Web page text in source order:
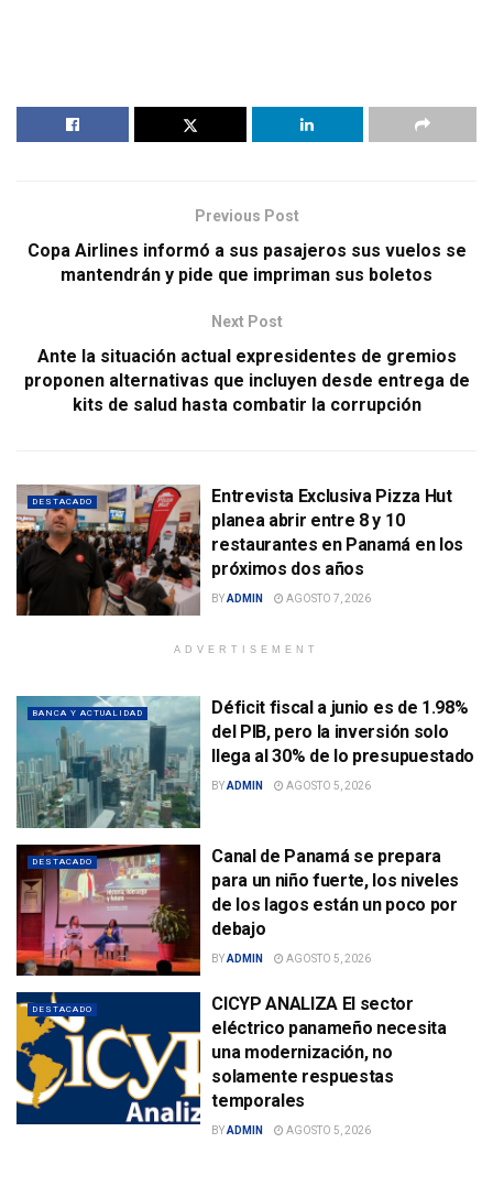
Previous Post
Copa Airlines informó a sus pasajeros sus vuelos se
mantendrán y pide que impriman sus boletos
Next Post
Ante la situación actual expresidentes de gremios
proponen alternativas que incluyen desde entrega de
kits de salud hasta combatir la corrupción
DESTACADO
Entrevista Exclusiva Pizza Hut
planea abrir entre 8 y 10
restaurantes en Panamá en los
próximos dos años
BYADMIN AGOSTO 7, 2026
ADVERTISEMENT
BANCA Y ACTUALIDAD
Déficit fiscal a junio es de 1.98%
del PIB, pero la inversión solo
llega al 30% de lo presupuestado
BYADMIN AGOSTO 5, 2026
DESTACADO
Canal de Panamá se prepara
para un niño fuerte, los niveles
de los lagos están un poco por
debajo
BYADMIN AGOSTO 5, 2026
DESTACADO
CICYP ANALIZA El sector
eléctrico panameño necesita
una modernización, no
solamente respuestas
temporales
BYADMIN AGOSTO 5, 2026